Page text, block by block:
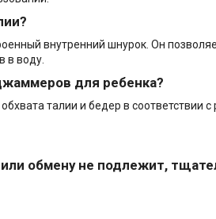
внутренний шнурок. Он
в воду.
для ребенка?
талии и бедер в
обмену не подлежит,